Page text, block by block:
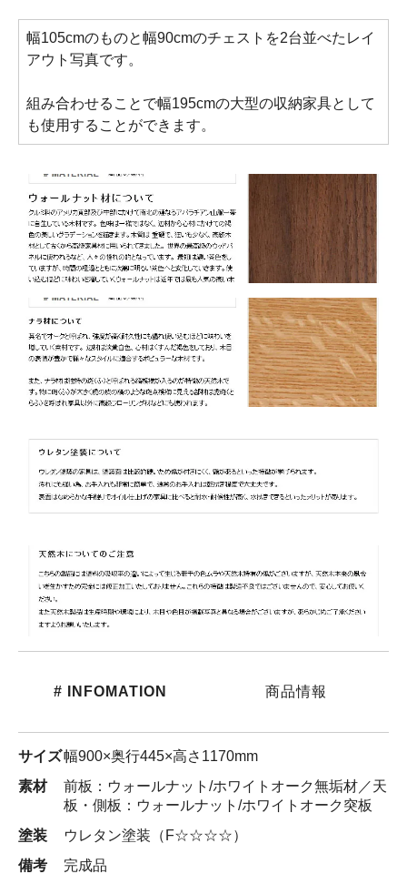
幅105cmのものと幅90cmのチェストを2台並べたレイ
アウト写真です。
組み合わせることで幅195cmの大型の収納家具として
も使用することができます。
# INFOMATION 商品情報
サイズ幅900×奥行445×高さ1170mm
素材
前板：ウォールナット/ホワイトオーク無垢材／天
板・側板：ウォールナット/ホワイトオーク突板
塗装
ウレタン塗装（F☆☆☆☆）
備考
完成品